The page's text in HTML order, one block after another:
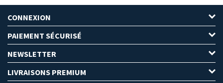
CONNEXION
PAIEMENT SÉCURISÉ
NEWSLETTER
LIVRAISONS PREMIUM